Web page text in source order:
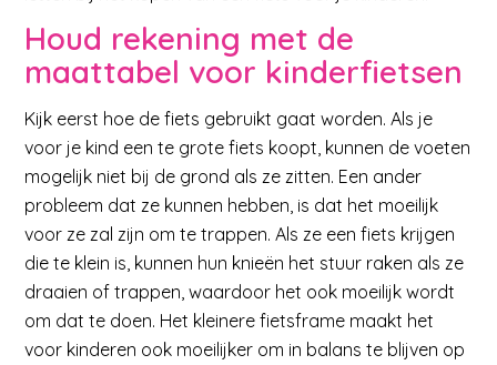
Houd rekening met de
maattabel voor kinderfietsen
Kijk eerst hoe de fiets gebruikt gaat worden. Als je
voor je kind een te grote fiets koopt, kunnen de voeten
mogelijk niet bij de grond als ze zitten. Een ander
probleem dat ze kunnen hebben, is dat het moeilijk
voor ze zal zijn om te trappen. Als ze een fiets krijgen
die te klein is, kunnen hun knieën het stuur raken als ze
draaien of trappen, waardoor het ook moeilijk wordt
om dat te doen. Het kleinere fietsframe maakt het
voor kinderen ook moeilijker om in balans te blijven op